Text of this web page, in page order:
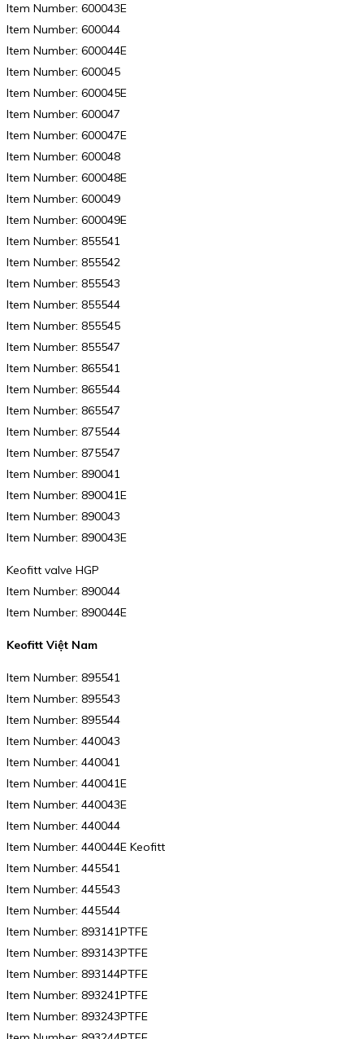
Item Number: 600043E
Item Number: 600044
Item Number: 600044E
Item Number: 600045
Item Number: 600045E
Item Number: 600047
Item Number: 600047E
Item Number: 600048
Item Number: 600048E
Item Number: 600049
Item Number: 600049E
Item Number: 855541
Item Number: 855542
Item Number: 855543
Item Number: 855544
Item Number: 855545
Item Number: 855547
Item Number: 865541
Item Number: 865544
Item Number: 865547
Item Number: 875544
Item Number: 875547
Item Number: 890041
Item Number: 890041E
Item Number: 890043
Item Number: 890043E
Keofitt valve HGP
Item Number: 890044
Item Number: 890044E
Keofitt Việt Nam
Item Number: 895541
Item Number: 895543
Item Number: 895544
Item Number: 440043
Item Number: 440041
Item Number: 440041E
Item Number: 440043E
Item Number: 440044
Item Number: 440044E Keofitt
Item Number: 445541
Item Number: 445543
Item Number: 445544
Item Number: 893141PTFE
Item Number: 893143PTFE
Item Number: 893144PTFE
Item Number: 893241PTFE
Item Number: 893243PTFE